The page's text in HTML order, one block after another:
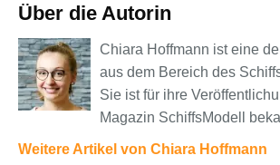
Über die Autorin
Chiara Hoffmann ist eine
aus dem Bereich des
Sie ist für ihre
Magazin SchiffsModell
Weitere Artikel von Chiara Hoffmann